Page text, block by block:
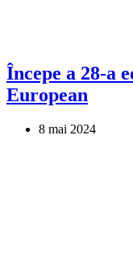
Începe a 28-a
European
8 mai 2024